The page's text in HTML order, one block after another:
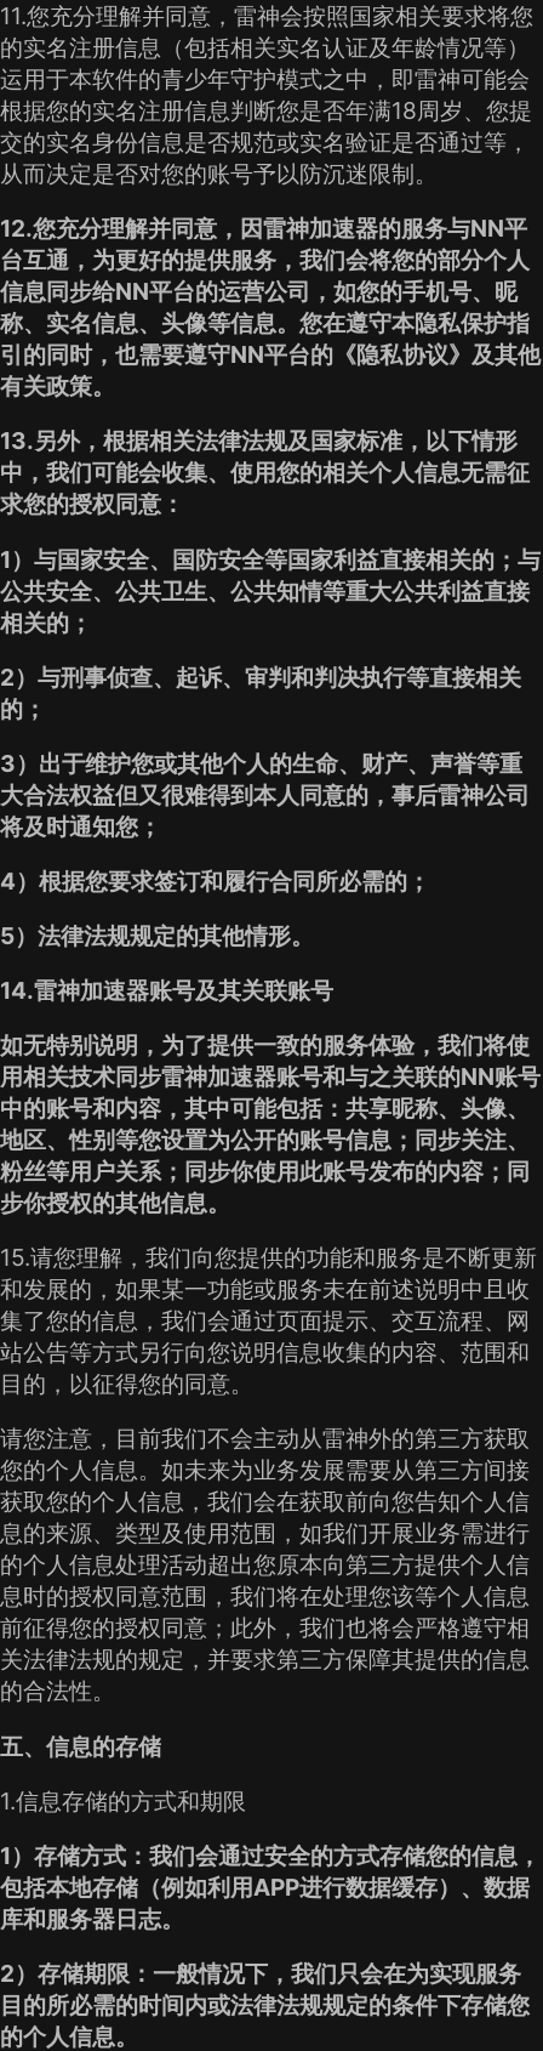
11.您充分理解并同意，雷神会按照国家相关要求将您
的实名注册信息（包括相关实名认证及年龄情况等）
运用于本软件的青少年守护模式之中，即雷神可能会
根据您的实名注册信息判断您是否年满18周岁、您提
交的实名身份信息是否规范或实名验证是否通过等，
从而决定是否对您的账号予以防沉迷限制。
12.您充分理解并同意，因雷神加速器的服务与NN平
台互通，为更好的提供服务，我们会将您的部分个人
信息同步给NN平台的运营公司，如您的手机号、昵
称、实名信息、头像等信息。您在遵守本隐私保护指
引的同时，也需要遵守NN平台的《隐私协议》及其他
有关政策。
13.另外，根据相关法律法规及国家标准，以下情形
中，我们可能会收集、使用您的相关个人信息无需征
求您的授权同意：
1）与国家安全、国防安全等国家利益直接相关的；与
公共安全、公共卫生、公共知情等重大公共利益直接
相关的；
2）与刑事侦查、起诉、审判和判决执行等直接相关
的；
3）出于维护您或其他个人的生命、财产、声誉等重
大合法权益但又很难得到本人同意的，事后雷神公司
将及时通知您；
4）根据您要求签订和履行合同所必需的；
5）法律法规规定的其他情形。
14.雷神加速器账号及其关联账号
如无特别说明，为了提供一致的服务体验，我们将使
用相关技术同步雷神加速器账号和与之关联的NN账号
中的账号和内容，其中可能包括：共享昵称、头像、
地区、性别等您设置为公开的账号信息；同步关注、
粉丝等用户关系；同步你使用此账号发布的内容；同
步你授权的其他信息。
15.请您理解，我们向您提供的功能和服务是不断更新
和发展的，如果某一功能或服务未在前述说明中且收
集了您的信息，我们会通过页面提示、交互流程、网
站公告等方式另行向您说明信息收集的内容、范围和
目的，以征得您的同意。
请您注意，目前我们不会主动从雷神外的第三方获取
您的个人信息。如未来为业务发展需要从第三方间接
获取您的个人信息，我们会在获取前向您告知个人信
息的来源、类型及使用范围，如我们开展业务需进行
的个人信息处理活动超出您原本向第三方提供个人信
息时的授权同意范围，我们将在处理您该等个人信息
前征得您的授权同意；此外，我们也将会严格遵守相
关法律法规的规定，并要求第三方保障其提供的信息
的合法性。
五、信息的存储
1.信息存储的方式和期限
1）存储方式：我们会通过安全的方式存储您的信息，
包括本地存储（例如利用APP进行数据缓存）、数据
库和服务器日志。
2）存储期限：一般情况下，我们只会在为实现服务
目的所必需的时间内或法律法规规定的条件下存储您
的个人信息。